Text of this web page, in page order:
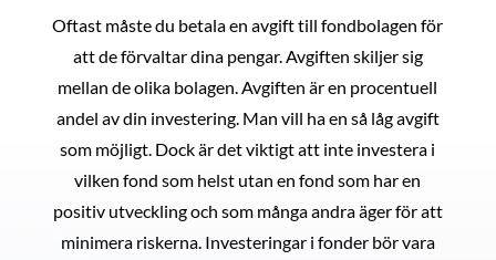
Oftast måste du betala en avgift till fondbolagen för
att de förvaltar dina pengar. Avgiften skiljer sig
mellan de olika bolagen. Avgiften är en procentuell
andel av din investering. Man vill ha en så låg avgift
som möjligt. Dock är det viktigt att inte investera i
vilken fond som helst utan en fond som har en
positiv utveckling och som många andra äger för att
minimera riskerna. Investeringar i fonder bör vara